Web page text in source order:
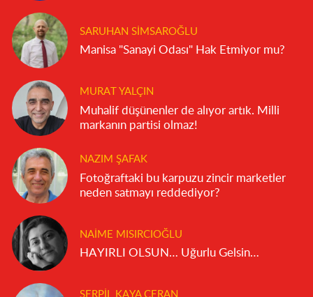
SARUHAN SIMSAROĞLU
Manisa "Sanayi Odası" Hak Etmiyor mu?
MURAT YALÇIN
Muhalif düşünenler de alıyor artık. Milli
markanın partisi olmaz!
NAZIM ŞAFAK
Fotoğraftaki bu karpuzu zincir marketler
neden satmayı reddediyor?
NAIME MISIRCIOĞLU
HAYIRLI OLSUN… Uğurlu Gelsin…
SERPIL KAYA CERAN